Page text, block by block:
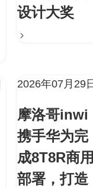
设计大奖
2026年07月29
摩洛哥inwi
携手华为完
成8T8R商
部署，打造